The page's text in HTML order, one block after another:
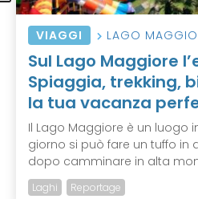
VIAGGI LAGO
Sul Lago Maggiore
Spiaggia, trekking,
la tua vacanza
Il Lago Maggiore è un luogo
giorno si può fare un tuffo in
dopo camminare in alta
Laghi Reportage